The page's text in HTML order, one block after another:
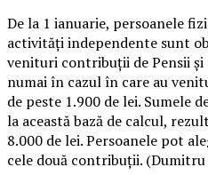
De la 1 ianuarie, persoanele
activităţi independente sunt
venituri contribuţii de Pensii
numai în cazul în care au
de peste 1.900 de lei. Sumele
la această bază de calcul,
8.000 de lei. Persoanele pot
cele două contribuţii. (Dumitru